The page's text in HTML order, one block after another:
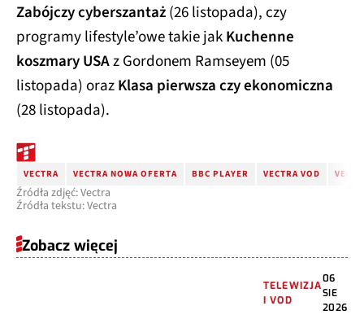
Zabójczy cyberszantaż(26 listopada), czy
programy lifestyle’owe takie jakKuchenne
koszmary USAz Gordonem Ramseyem (05
listopada) orazKlasa pierwsza czy ekonomiczna
(28 listopada).
VECTRA VECTRA NOWA OFERTA BBC PLAYER VECTRA VOD
Źródła zdjęć: Vectra
Źródła tekstu: Vectra
Zobacz więcej
TELEWIZJA
I VOD
06
SIE
2026